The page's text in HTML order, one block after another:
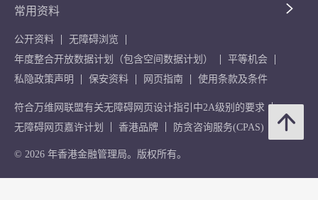
常用资料
公开资料
无障碍浏览
年度整合开放数据计划（包含空间数据计划）
平等机会
私隐政策声明
保安资料 网页指南 使用条款及条件
符合万维网联盟有关无障碍网页设计指引中2A级别的要求
无障碍网页嘉许计划
香港品牌 防贪咨询服务(CPAS)
© 2026 年香港金融管理局。版权所有。